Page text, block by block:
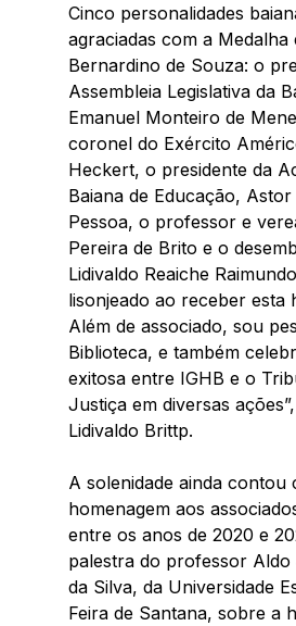
Cinco personalidades
agraciadas com a Medalha
Bernardino de Souza: o
Assembleia Legislativa da
Emanuel Monteiro de
coronel do Exército
Heckert, o presidente da
Baiana de Educação,
Pessoa, o professor e
Pereira de Brito e o
Lidivaldo Reaiche
lisonjeado ao receber esta
Além de associado, sou
Biblioteca, e também
exitosa entre IGHB e o
Justiça em diversas
Lidivaldo Brittp.
A solenidade ainda contou
homenagem aos
entre os anos de 2020 e
palestra do professor Aldo
da Silva, da Universidade
Feira de Santana, sobre a